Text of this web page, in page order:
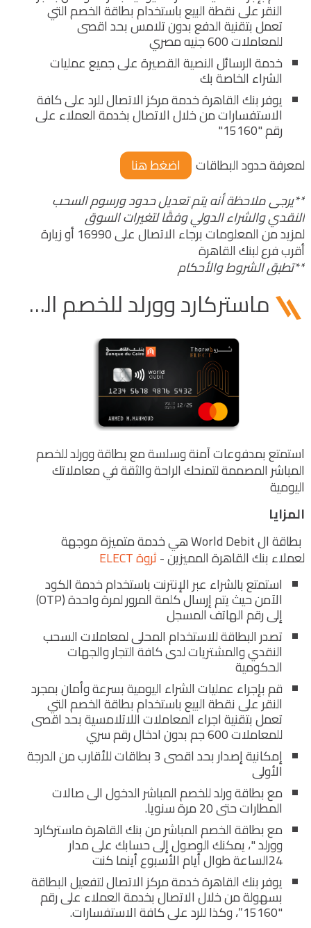
النقر على نقطة البيع باستخدام بطاقة الخصم التي
تعمل بتقنية الدفع بدون تلامس بحد اقصى
للمعاملات 600 جنيه مصري
خدمة الرسائل النصية القصيرة على جميع عمليات
الشراء الخاصة بك
يوفر بنك القاهرة خدمة مركز الاتصال للرد على كافة
الاستفسارات من خلال الاتصال بخدمة العملاء على
رقم "15160"
لمعرفة حدود البطاقات
اضغط هنا
**يرجى ملاحظة أنه يتم تعديل حدود ورسوم السحب
النقدي والشراء الدولي وفقًا لتغيرات السوق
لمزيد من المعلومات برجاء الاتصال على 16990 أو زيارة
أقرب فرع لبنك القاهرة
**تطبق الشروط والأحكام
ماستركارد وورلد للخصم المباشر - ثروة ELECT
استمتع بمدفوعات آمنة وسلسة مع بطاقة وورلد للخصم
المباشر المصممة لتمنحك الراحة والثقة في معاملاتك
اليومية
المزايا
بطاقة ال World Debit هي خدمة متميزة موجهة
لعملاء بنك القاهرة المميزين -ثروة ELECT
استمتع بالشراء عبر الإنترنت باستخدام خدمة الكود
الآمن حيث يتم إرسال كلمة المرور لمرة واحدة (OTP)
إلى رقم الهاتف المسجل
تصدر البطاقة للاستخدام المحلى لمعاملات السحب
النقدي والمشتريات لدى كافة التجار والجهات
الحكومية
قم بإجراء عمليات الشراء اليومية بسرعة وأمان بمجرد
النقر على نقطة البيع باستخدام بطاقة الخصم التي
تعمل بتقنية اجراء المعاملات اللاتلامسية بحد اقصى
للمعاملات 600 جم بدون ادخال رقم سري
إمكانية إصدار بحد اقصى 3 بطاقات للأقارب من الدرجة
الأولى
مع بطاقة ورلد للخصم المباشر الدخول الى صالات
المطارات حتى 20 مرة سنويا.
مع بطاقة الخصم المباشر من بنك القاهرة ماستركارد
وورلد "، يمكنك الوصول إلى حسابك على مدار
24الساعة طوال أيام الأسبوع أينما كنت
يوفر بنك القاهرة خدمة مركز الاتصال لتفعيل البطاقة
بسهولة من خلال الاتصال بخدمة العملاء على رقم
"15160”، وكذا للرد على كافة الاستفسارات.